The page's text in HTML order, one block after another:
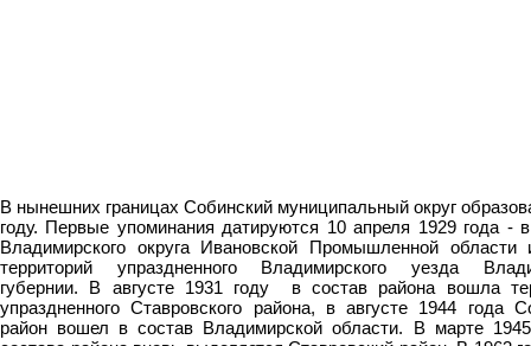
В нынешних границах Собинский муниципальный округ
году. Первые упоминания датируются 10 апреля 1929 года -
Владимирского округа Ивановской Промышленной области
территорий упраздненного Владимирского уезда
губернии. В августе 1931 году в состав района вошла
упраздненного Ставровского района, в августе 1944 года
район вошел в состав Владимирской области. В марте